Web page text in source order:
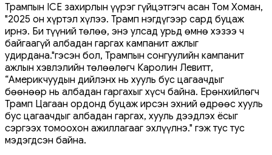
Трампын ICE захирлын үүрэг гүйцэтгэгч асан Том Хоман,
"2025 он хүртэл хүлээ. Трамп нэгдүгээр сард буцаж
ирнэ. Би түүний төлөө, энэ улсад урьд өмнө хэзээ ч
байгаагүй албадан гаргах кампанит ажлыг
удирдана."гэсэн бол, Трампын сонгуулийн кампанит
ажлын хэвлэлийн төлөөлөгч Каролин Левитт,
“Америкчуудын дийлэнх нь хууль бус цагаачдыг
бөөнөөр нь албадан гаргахыг хүсч байна. Ерөнхийлөгч
Трамп Цагаан ордонд буцаж ирсэн эхний өдрөөс хууль
бус цагаачдыг албадан гаргах, хууль дээдлэх ёсыг
сэргээх томоохон ажиллагааг эхлүүлнэ." гэж тус тус
мэдэгдсэн байна.